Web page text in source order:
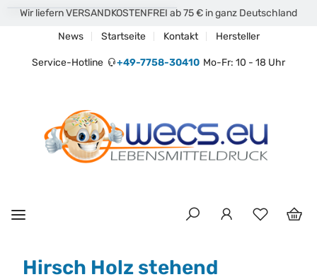
Wir liefern VERSANDKOSTENFREI ab 75 € in ganz Deutschland
News
Startseite Kontakt Hersteller
Service-Hotline +49-7758-30410 Mo-Fr: 10 - 18 Uhr
Hirsch Holz stehend